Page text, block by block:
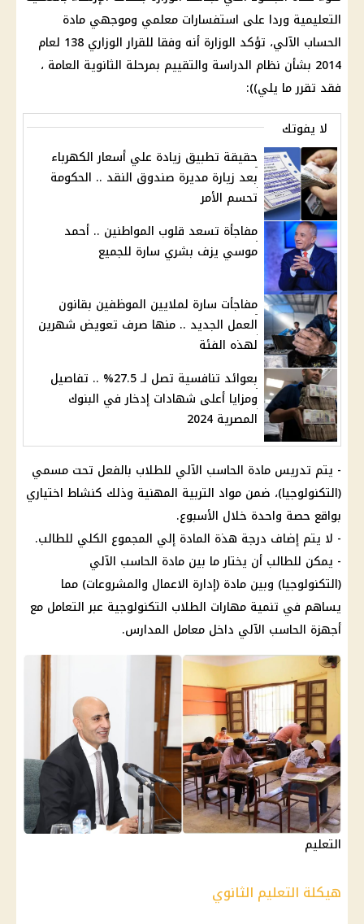
التعليمية وردا على استفسارات معلمي وموجهي مادة
الحساب
الآلي، تؤكد الوزارة أنه وفقا للقرار الوزاري 138 لعام
2014 بشأن نظام
الدراسة والتقييم بمرحلة الثانوية العامة ،
فقد تقرر ما يلي)):
لا يفوتك
حقيقة تطبيق زيادة علي أسعار الكهرباء
بعد زيارة مديرة صندوق النقد .. الحكومة
تحسم الأمر
مفاجأة تسعد قلوب المواطنين .. أحمد
موسي يزف بشري سارة للجميع
مفاجأت سارة لملايين الموظفين بقانون
العمل الجديد .. منها صرف تعويض شهرين
لهذه الفئة
بعوائد تنافسية تصل لـ 27.5% .. تفاصيل
ومزايا أعلى شهادات إدخار في البنوك
المصرية 2024
- يتم تدريس مادة الحاسب الآلي للطلاب بالفعل تحت مسمي
(التكنولوجيا)، ضمن مواد التربية المهنية وذلك كنشاط اختياري
بواقع حصة واحدة خلال الأسبوع.
- لا يتم إضاف درجة هذة المادة إلي المجموع الكلي للطالب.
- يمكن للطالب أن يختار ما بين مادة الحاسب الآلي
(التكنولوجيا) وبين مادة (إدارة الاعمال والمشروعات) مما
يساهم في تنمية مهارات الطلاب التكنولوجية عبر التعامل مع
أجهزة الحاسب الآلي داخل معامل المدارس.
التعليم
هيكلة التعليم الثانوي